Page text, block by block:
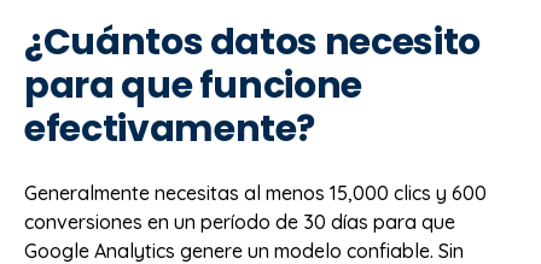
¿Cuántos datos necesito
para que funcione
efectivamente?
Generalmente necesitas al menos 15,000 clics y 600
conversiones en un período de 30 días para que
Google Analytics genere un modelo confiable. Sin